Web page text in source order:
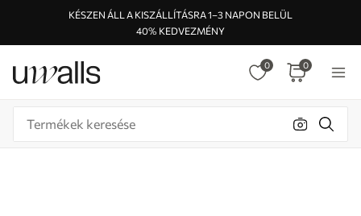
KÉSZEN ÁLL A KISZÁLLÍTÁSRA 1–3 NAPON BELÜL
40% KEDVEZMÉNY
0 0